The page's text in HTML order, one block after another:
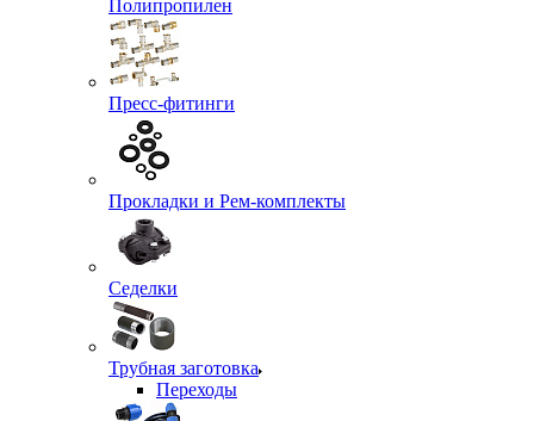
Полипропилен
Пресс-фитинги
Прокладки и Рем-комплекты
Седелки
Трубная заготовка
Переходы